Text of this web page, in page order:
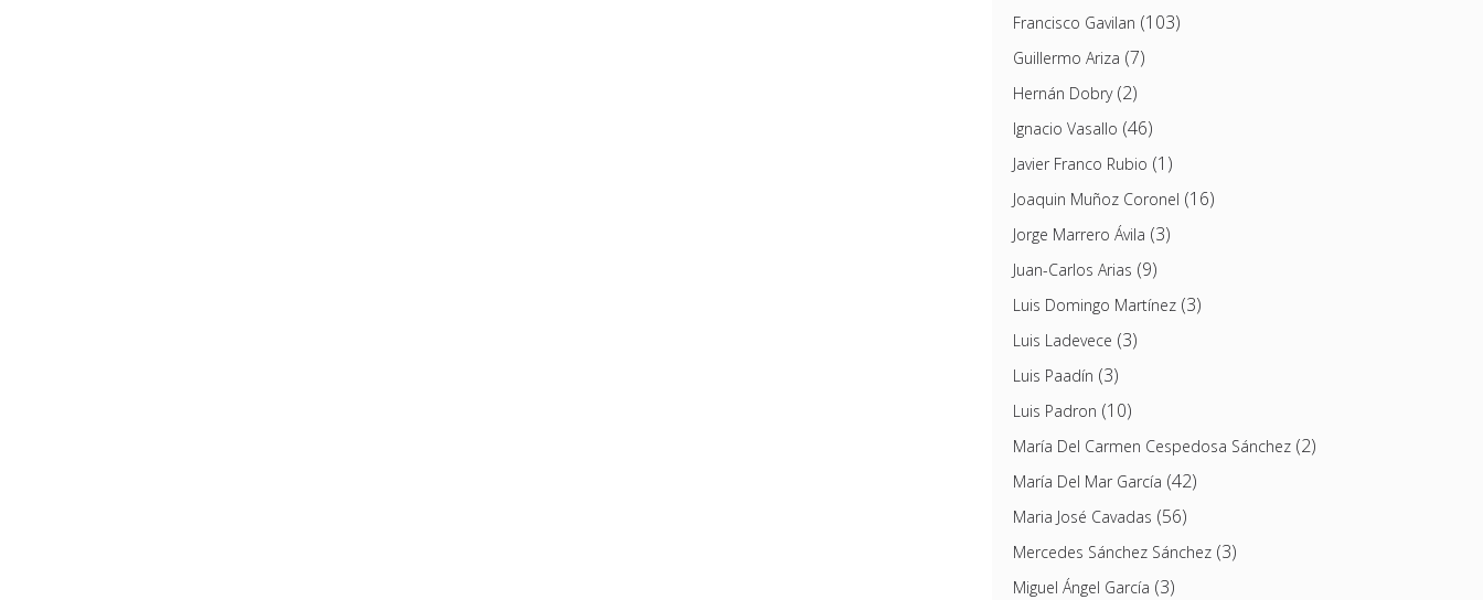
Francisco Gavilan (103)
Guillermo Ariza (7)
Hernán Dobry(2)
Ignacio Vasallo (46)
Javier Franco Rubio (1)
Joaquin Muñoz Coronel (16)
Jorge Marrero Ávila (3)
Juan-Carlos Arias (9)
Luis Domingo Martínez(3)
Luis Ladevece (3)
Luis Paadín (3)
Luis Padron (10)
María Del Carmen Cespedosa Sánchez(2)
María Del Mar García (42)
Maria José Cavadas (56)
Mercedes Sánchez Sánchez(3)
Miguel Ángel García (3)